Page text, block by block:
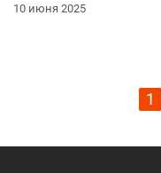
10 июня 2025
1